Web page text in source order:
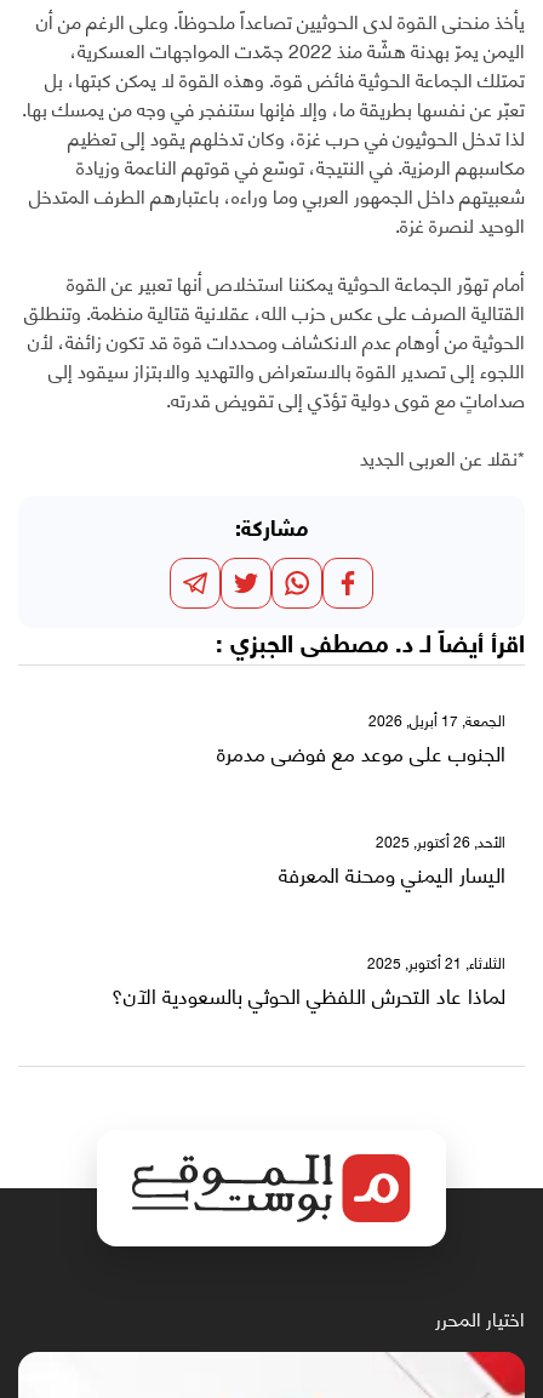
يأخذ منحنى القوة لدى الحوثيين تصاعداً ملحوظاً. وعلى الرغم من أن
اليمن يمرّ بهدنة هشّة منذ 2022 جمّدت المواجهات العسكرية،
تمتلك الجماعة الحوثية فائض قوة. وهذه القوة لا يمكن كبتها، بل
تعبّر عن نفسها بطريقة ما، وإلا فإنها ستنفجر في وجه من يمسك بها.
لذا تدخل الحوثيون في حرب غزة، وكان تدخلهم يقود إلى تعظيم
مكاسبهم الرمزية. في النتيجة، توسّع في قوتهم الناعمة وزيادة
شعبيتهم داخل الجمهور العربي وما وراءه، باعتبارهم الطرف المتدخل
الوحيد لنصرة غزة.
أمام تهوّر الجماعة الحوثية يمكننا استخلاص أنها تعبير عن القوة
القتالية الصرف على عكس حزب الله، عقلانية قتالية منظمة. وتنطلق
الحوثية من أوهام عدم الانكشاف ومحددات قوة قد تكون زائفة، لأن
اللجوء إلى تصدير القوة بالاستعراض والتهديد والابتزاز سيقود إلى
صداماتٍ مع قوى دولية تؤدّي إلى تقويض قدرته.
*نقلا عن العربي الجديد
مشاركة:
اقرأ أيضاً لـ د. مصطفى الجبزي :
الجمعة, 17 أبريل, 2026
الجنوب على موعد مع فوضى مدمرة
الأحد, 26 أكتوبر, 2025
اليسار اليمني ومحنة المعرفة
الثلاثاء, 21 أكتوبر, 2025
لماذا عاد التحرش اللفظي الحوثي بالسعودية الآن؟
اختيار المحرر